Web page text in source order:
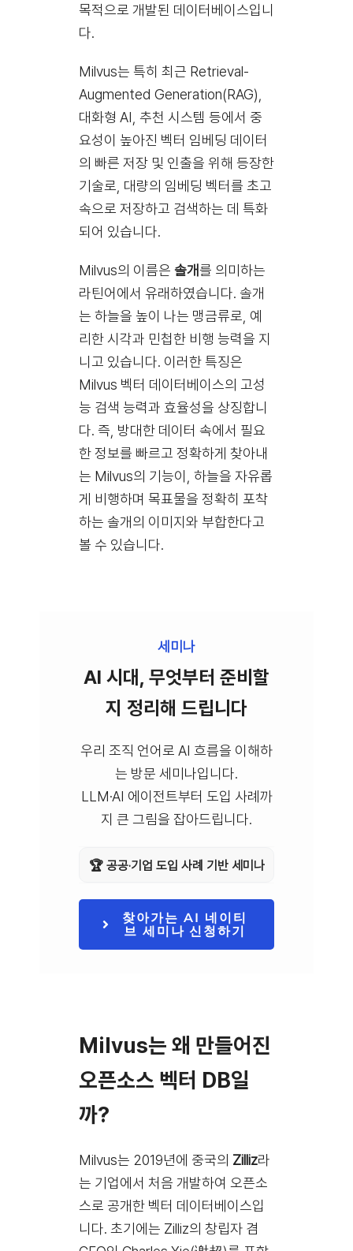
목적으로 개발된 데이터베이스입니
다.
Milvus는 특히 최근 Retrieval-
Augmented Generation(RAG),
대화형 AI, 추천 시스템 등에서 중
요성이 높아진 벡터 임베딩 데이터
의 빠른 저장 및 인출을 위해 등장한
기술로, 대량의 임베딩 벡터를 초고
속으로 저장하고 검색하는 데 특화
되어 있습니다.
Milvus의 이름은 솔개를 의미하는
라틴어에서 유래하였습니다. 솔개
는 하늘을 높이 나는 맹금류로, 예
리한 시각과 민첩한 비행 능력을 지
니고 있습니다. 이러한 특징은
Milvus 벡터 데이터베이스의 고성
능 검색 능력과 효율성을 상징합니
다. 즉, 방대한 데이터 속에서 필요
한 정보를 빠르고 정확하게 찾아내
는 Milvus의 기능이, 하늘을 자유롭
게 비행하며 목표물을 정확히 포착
하는 솔개의 이미지와 부합한다고
볼 수 있습니다.
세미나
AI 시대, 무엇부터 준비할
지 정리해 드립니다
우리 조직 언어로 AI 흐름을 이해하
는 방문 세미나입니다.
LLM·AI 에이전트부터 도입 사례까
지 큰 그림을 잡아드립니다.
🏆 공공·기업 도입 사례 기반 세미나
찾아가는 AI 네이티
브 세미나 신청하기
Milvus는 왜 만들어진
오픈소스 벡터 DB일
까?
Milvus는 2019년에 중국의 Zilliz라
는 기업에서 처음 개발하여 오픈소
스로 공개한 벡터 데이터베이스입
니다. 초기에는 Zilliz의 창립자 겸